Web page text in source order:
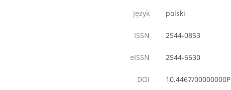
Język polski
ISSN 2544-0853
eISSN 2544-6630
DOI 10.4467/